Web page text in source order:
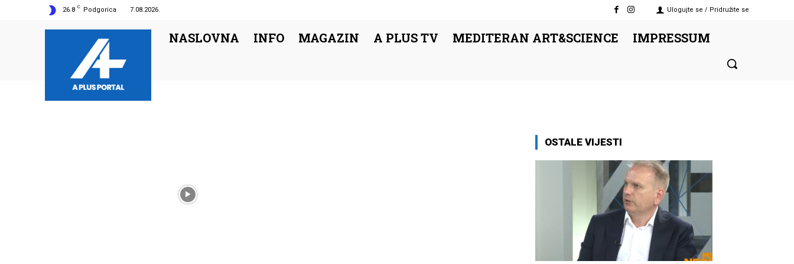
26.8 C Podgorica 7.08.2026. Ulogujte se / Pridružite se
NASLOVNA INFO MAGAZIN A PLUS TV MEDITERAN ART&SCIENCE IMPRESSUM
OSTALE VIJESTI